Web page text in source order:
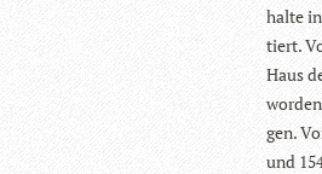
halte
tiert.
Haus
gen.
und